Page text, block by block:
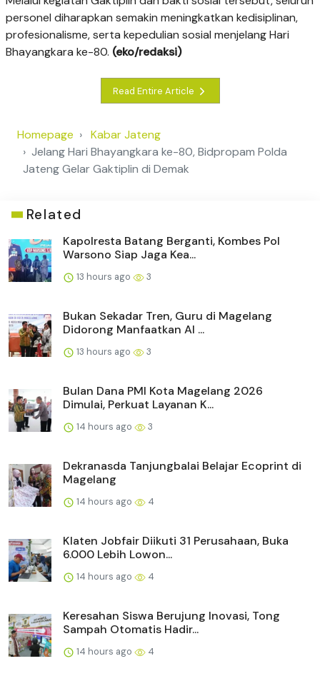
personel diharapkan semakin meningkatkan kedisiplinan,
profesionalisme, serta kepedulian sosial menjelang Hari
Bhayangkara ke-80. (eko/redaksi)
Read Entire Article
Homepage
Kabar Jateng
Jelang Hari Bhayangkara ke-80, Bidpropam Polda
Jateng Gelar Gaktiplin di Demak
Related
Kapolresta Batang Berganti, Kombes Pol
Warsono Siap Jaga Kea...
13 hours ago 3
Bukan Sekadar Tren, Guru di Magelang
Didorong Manfaatkan AI ...
13 hours ago 3
Bulan Dana PMI Kota Magelang 2026
Dimulai, Perkuat Layanan K...
14 hours ago 3
Dekranasda Tanjungbalai Belajar Ecoprint di
Magelang
14 hours ago 4
Klaten Jobfair Diikuti 31 Perusahaan, Buka
6.000 Lebih Lowon...
14 hours ago 4
Keresahan Siswa Berujung Inovasi, Tong
Sampah Otomatis Hadir...
14 hours ago 4